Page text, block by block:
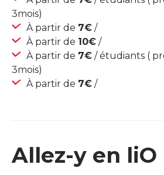
3mois)
À partir de 7€ /
À partir de 10€ /
À partir de 7€ / étudiants (
3mois)
À partir de 7€ /
Allez-y en liO